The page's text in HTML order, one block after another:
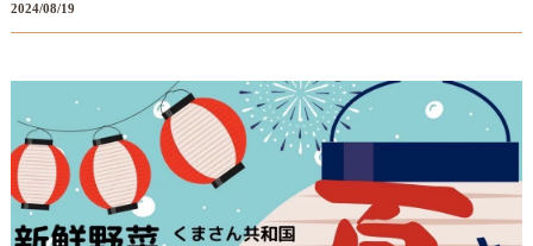
2024/08/19